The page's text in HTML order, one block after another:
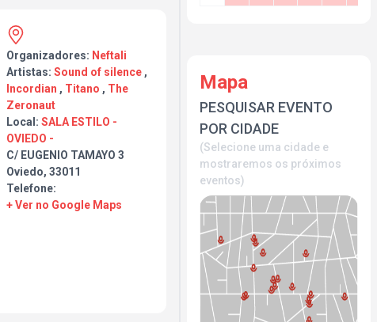
Organizadores: Neftali
Artistas: Sound of silence,
Incordian , Titano , The
Zeronaut
Local: SALA ESTILO -
OVIEDO -
C/ EUGENIO TAMAYO 3
Oviedo, 33011
Telefone:
+ Ver no Google Maps
Mapa
PESQUISAR EVENTO
POR CIDADE
(Selecione uma cidade e
mostraremos os próximos
eventos)